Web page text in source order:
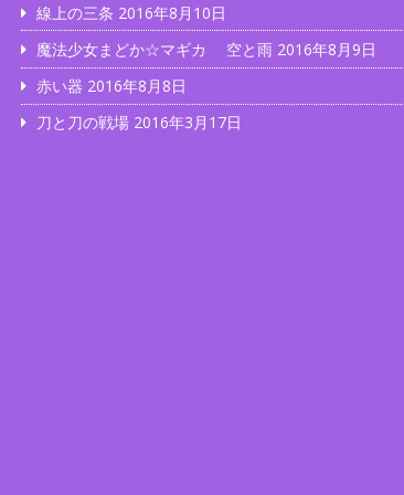
線上の三条 2016年8月10日
魔法少女まどか☆マギカ 空と雨 2016年8月9日
赤い器 2016年8月8日
刀と刀の戦場 2016年3月17日